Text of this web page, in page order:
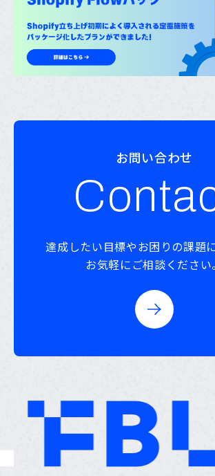
お問い合わせ
達成したい目標やお困りの課題
お気軽にご相談ください。